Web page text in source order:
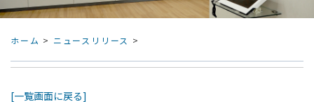
ホーム > ニュースリリース >
[一覧画面に戻る]